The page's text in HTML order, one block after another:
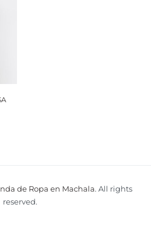
de Ropa en Machala. All rights
reserved.